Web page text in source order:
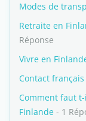
Modes de
Retraite en
Réponse
Vivre en
Contact
Comment faut
Finlande - 1